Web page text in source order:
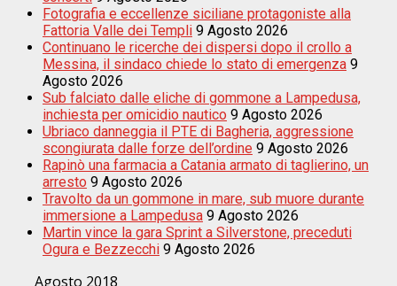
Fotografia e eccellenze siciliane protagoniste alla
Fattoria Valle dei Templi 9 Agosto 2026
Continuano le ricerche dei dispersi dopo il crollo a
Messina, il sindaco chiede lo stato di emergenza 9
Agosto 2026
Sub falciato dalle eliche di gommone a Lampedusa,
inchiesta per omicidio nautico 9 Agosto 2026
Ubriaco danneggia il PTE di Bagheria, aggressione
scongiurata dalle forze dell’ordine 9 Agosto 2026
Rapinò una farmacia a Catania armato di taglierino, un
arresto 9 Agosto 2026
Travolto da un gommone in mare, sub muore durante
immersione a Lampedusa 9 Agosto 2026
Martin vince la gara Sprint a Silverstone, preceduti
Ogura e Bezzecchi 9 Agosto 2026
Agosto 2018